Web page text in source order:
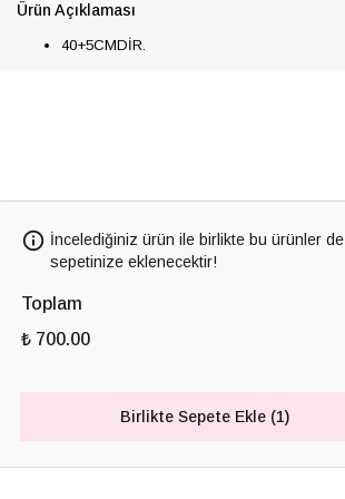
Ürün Açıklaması
40+5CMDİR.
İncelediğiniz ürün ile birlikte bu ürünler de
sepetinize eklenecektir!
Toplam
₺ 700.00
Birlikte Sepete Ekle (1)